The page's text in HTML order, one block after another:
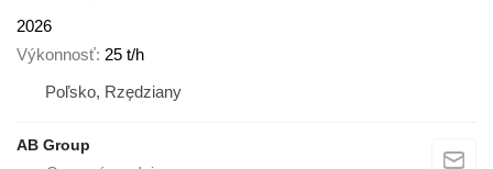
2026
Výkonnosť 25 t/h
Poľsko, Rzędziany
AB Group